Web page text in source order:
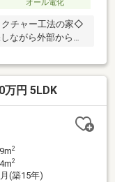
オール電化
チャー工法の家◇
ながら外部からの
スです。・オール
クキッチン ・家
イン全自動食器洗
にくい浴槽) ・全
はじき汚れが付き
に強く美しい木目
ＬＥＤ照明 ・光触
す) ・高性能ハイ
万円 5LDK
2
2
(築15年)